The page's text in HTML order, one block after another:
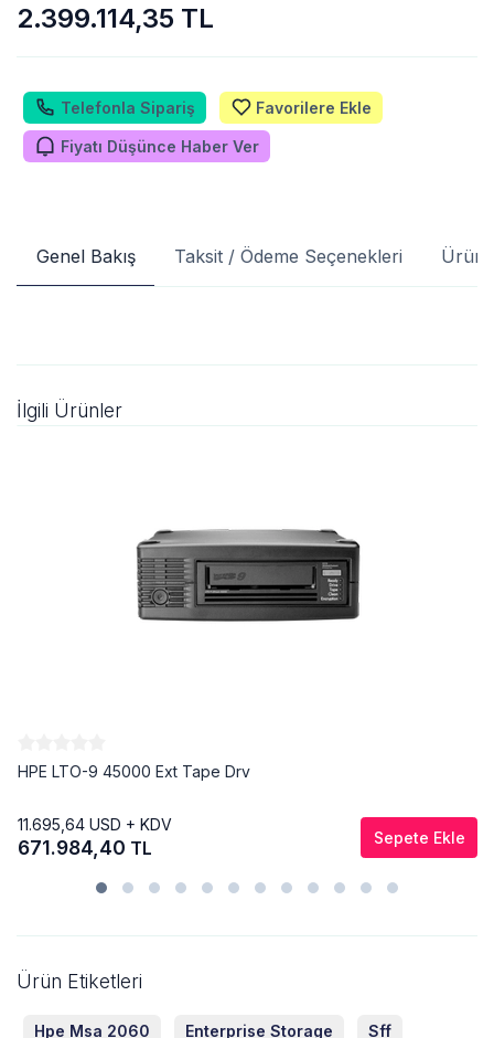
2.399.114,35 TL
Telefonla Sipariş Favorilere Ekle
Fiyatı Düşünce Haber Ver
Genel Bakış Taksit / Ödeme Seçenekleri Ürün
İlgili Ürünler
HPE LTO-9 45000 Ext Tape Drv
11.695,64 USD + KDV
671.984,40 TL Sepete Ekle
Ürün Etiketleri
Hpe Msa 2060 Enterprise Storage Sff